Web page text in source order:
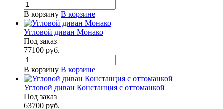
В корзину В корзине
Угловой диван Монако
Под заказ
77100 руб.
В корзину В корзине
Угловой диван Констанция с оттоманкой
Под заказ
63700 руб.